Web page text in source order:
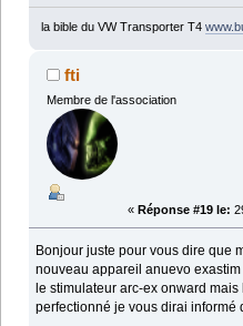
la bible du VW Transporter T4
fti
Membre de l'association
« Réponse #19 le:
Bonjour juste pour vous dire que
nouveau appareil anuevo
le stimulateur arc-ex onward
perfectionné je vous dirai informé